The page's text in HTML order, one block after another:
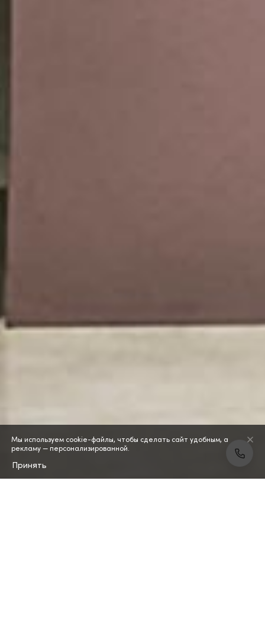
Мы используем cookie-файлы, чтобы сделать сайт удобным, а
рекламу — персонализированной.
Принять